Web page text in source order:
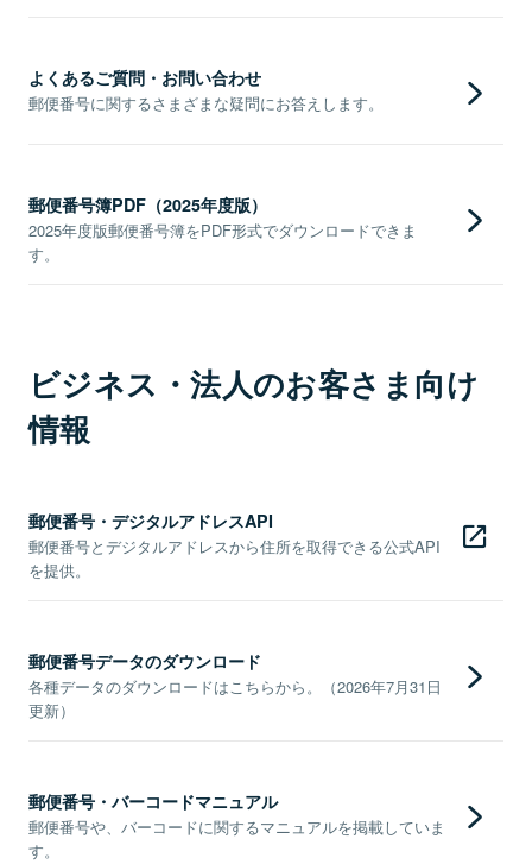
よくあるご質問・お問い合わせ
郵便番号に関するさまざまな疑問にお答えします。
郵便番号簿PDF（2025年度版）
2025年度版郵便番号簿をPDF形式でダウンロードできま
す。
ビジネス・法人のお客さま向け
情報
郵便番号・デジタルアドレスAPI
郵便番号とデジタルアドレスから住所を取得できる公式API
を提供。
郵便番号データのダウンロード
各種データのダウンロードはこちらから。（2026年7月31日
更新）
郵便番号・バーコードマニュアル
郵便番号や、バーコードに関するマニュアルを掲載していま
す。